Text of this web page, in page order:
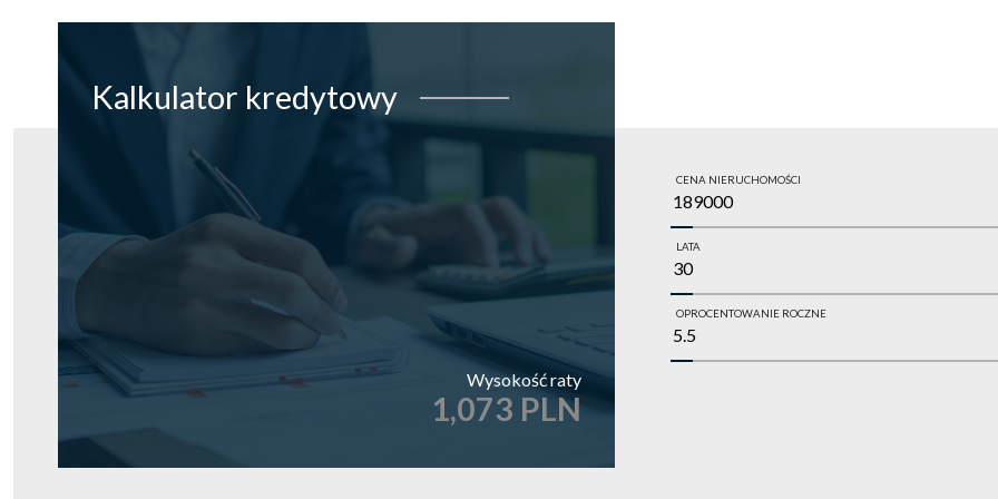
Kalkulator kredytowy
Wysokość raty
1,073 PLN
CENA NIERUCHOMOŚCI
LATA
OPROCENTOWANIE ROCZNE